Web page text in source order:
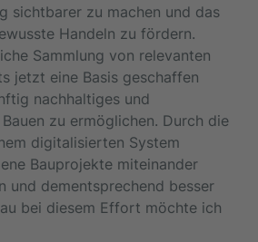
sichtbarer zu machen und das
Handeln zu fördern.
Sammlung von relevanten
jetzt eine Basis geschaffen
nachhaltiges und
zu ermöglichen. Durch die
digitalisierten System
Bauprojekte miteinander
und dementsprechend besser
bei diesem Effort möchte ich